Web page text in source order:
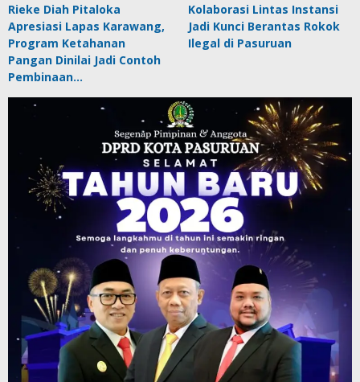
Rieke Diah Pitaloka
Apresiasi Lapas Karawang,
Program Ketahanan
Pangan Dinilai Jadi Contoh
Pembinaan…
Kolaborasi Lintas Instansi
Jadi Kunci Berantas Rokok
Ilegal di Pasuruan